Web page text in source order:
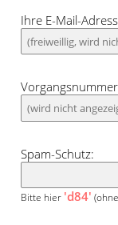
Ihre E-Mail-
Spam-Schutz:
Bitte hier 'd84'